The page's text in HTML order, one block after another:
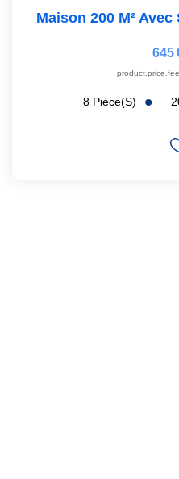
Maison 200 M² Avec
645
8 Pièce(s)